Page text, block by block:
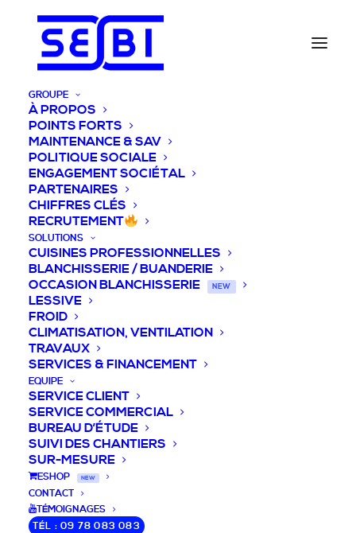
GROUPE
À PROPOS
POINTS FORTS
MAINTENANCE & SAV
POLITIQUE SOCIALE
ENGAGEMENT SOCIÉTAL
PARTENAIRES
CHIFFRES CLÉS
RECRUTEMENT
SOLUTIONS
CUISINES PROFESSIONNELLES
BLANCHISSERIE / BUANDERIE
OCCASION BLANCHISSERIE
NEW
LESSIVE
FROID
CLIMATISATION, VENTILATION
TRAVAUX
SERVICES & FINANCEMENT
EQUIPE
SERVICE CLIENT
SERVICE COMMERCIAL
BUREAU D’ÉTUDE
SUIVI DES CHANTIERS
SUR-MESURE
ESHOP NEW
CONTACT
TÉMOIGNAGES
TÉL : 09 78 083 083
DEVIS / CONSEILS /
QUESTIONS